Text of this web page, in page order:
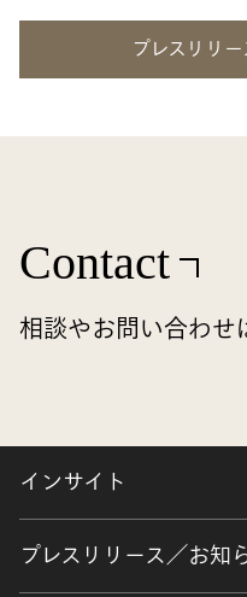
プレスリリ
Contact
相談やお問い合わせ
インサイト
プレスリリース／お知